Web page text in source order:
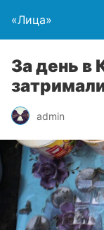
«Лица»
За день в
admin